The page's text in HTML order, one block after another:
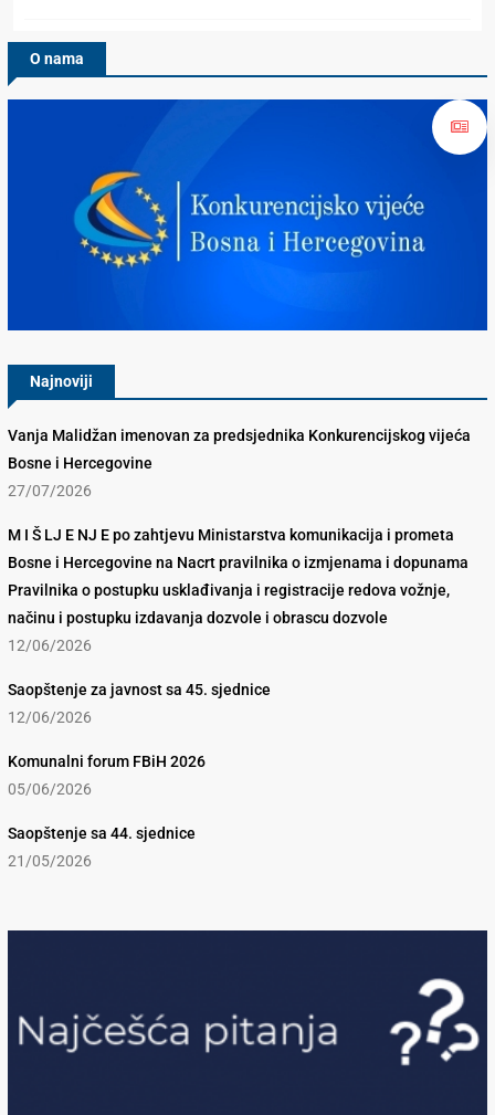
O nama
Najnoviji
Vanja Malidžan imenovan za predsjednika Konkurencijskog vijeća
Bosne i Hercegovine
27/07/2026
M I Š LJ E NJ E po zahtjevu Ministarstva komunikacija i prometa
Bosne i Hercegovine na Nacrt pravilnika o izmjenama i dopunama
Pravilnika o postupku usklađivanja i registracije redova vožnje,
načinu i postupku izdavanja dozvole i obrascu dozvole
12/06/2026
Saopštenje za javnost sa 45. sjednice
12/06/2026
Komunalni forum FBiH 2026
05/06/2026
Saopštenje sa 44. sjednice
21/05/2026